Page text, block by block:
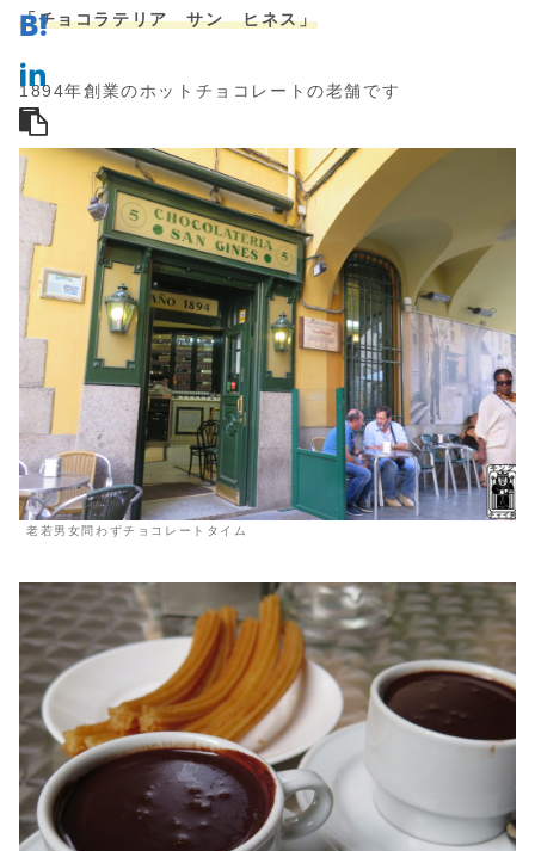
「チョコラテリア サン ヒネス」
1894年創業のホットチョコレートの老舗です
老若男女問わずチョコレートタイム